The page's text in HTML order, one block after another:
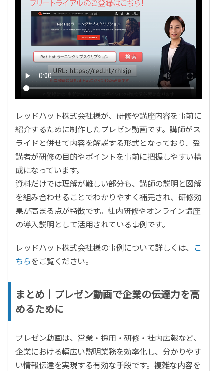
レッドハット株式会社様が、研修や講座内容を事前に
紹介するために制作したプレゼン動画です。講師がス
ライドと併せて内容を解説する形式となっており、受
講者が研修の目的やポイントを事前に把握しやすい構
成になっています。
資料だけでは理解が難しい部分も、講師の説明と図解
を組み合わせることでわかりやすく補完され、研修効
果が高まる点が特徴です。社内研修やオンライン講座
の導入説明として活用されている事例です。
レッドハット株式会社様の事例について詳しくは、 こ
ちらをご覧ください。
まとめ｜プレゼン動画で企業の伝達力を高
めるために
プレゼン動画は、営業・採用・研修・社内広報など、
企業における幅広い説明業務を効率化し、分かりやす
い情報伝達を実現する有効な手段です。複雑な内容を